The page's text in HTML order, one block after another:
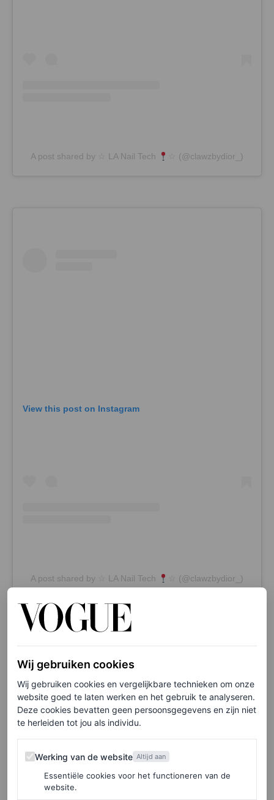
A post shared by ☆ LA Nail Tech ☆ (@clawzbydior_)
View this post on Instagram
A post shared by ☆ LA Nail Tech ☆ (@clawzbydior_)
Wij gebruiken cookies
Wij gebruiken cookies en vergelijkbare technieken om onze
website goed te laten werken en het gebruik te analyseren.
Deze cookies bevatten geen persoonsgegevens en zijn niet
te herleiden tot jou als individu.
Werking van de website
Werking van de website Altijd aan
Essentiële cookies voor het functioneren van de
website.